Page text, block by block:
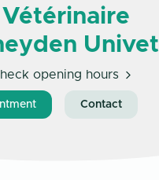
Univet
opening hours
Contact